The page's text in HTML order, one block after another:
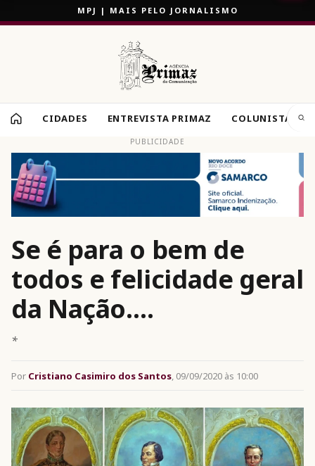
MPJ | MAIS PELO JORNALISMO
CIDADES ENTREVISTA PRIMAZ COLUNISTAS
PUBLICIDADE
Se é para o bem de
todos e felicidade geral
da Nação….
*
Por Cristiano Casimiro dos Santos, 09/09/2020 às 10:00